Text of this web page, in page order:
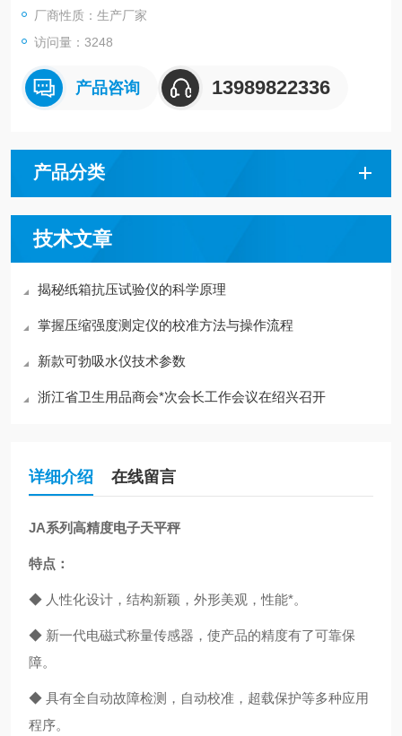
◆ 内置RS232C接口，可直接连接计算机、打印机等。
厂商性质：生产厂家
访问量：3248
产品咨询 13989822336
产品分类
技术文章
揭秘纸箱抗压试验仪的科学原理
掌握压缩强度测定仪的校准方法与操作流程
新款可勃吸水仪技术参数
浙江省卫生用品商会*次会长工作会议在绍兴召开
详细介绍 在线留言
JA系列高精度电子天平秤
特点：
◆ 人性化设计，结构新颖，外形美观，性能*。
◆ 新一代电磁式称量传感器，使产品的精度有了可靠保
障。
◆ 具有全自动故障检测，自动校准，超载保护等多种应用
程序。